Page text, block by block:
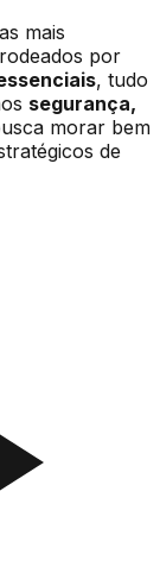
mais
por
, tudo
segurança,
morar bem
de